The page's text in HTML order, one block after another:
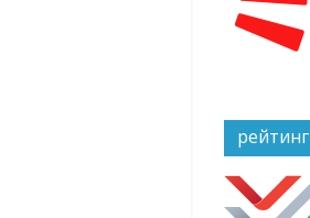
рейтинг